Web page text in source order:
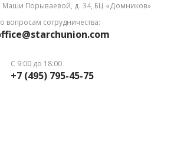
Маши Порываевой, д. 34, БЦ «Домников»
вопросам сотрудничества:
С 9:00 до 18:00
+7 (495) 795-45-75